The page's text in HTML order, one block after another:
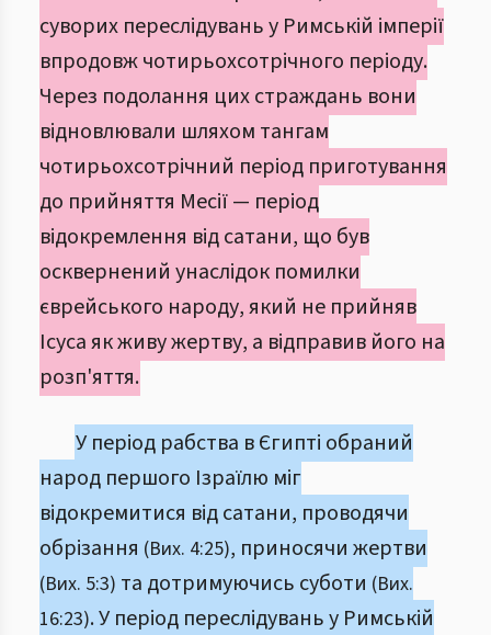
суворих переслідувань у Римській імперії
впродовж чотирьохсотрічного періоду.
Через подолання цих страждань вони
відновлювали шляхом тангам
чотирьохсотрічний період приготування
до прийняття Месії — період
відокремлення від сатани, що був
осквернений унаслідок помилки
єврейського народу, який не прийняв
Ісуса як живу жертву, а відправив його на
розп'яття.
У період рабства в Єгипті обраний
народ першого Ізраїлю міг
відокремитися від сатани, проводячи
обрізання (Вих. 4:25), приносячи жертви
(Вих. 5:3) та дотримуючись суботи (Вих.
16:23). У період переслідувань у Римській